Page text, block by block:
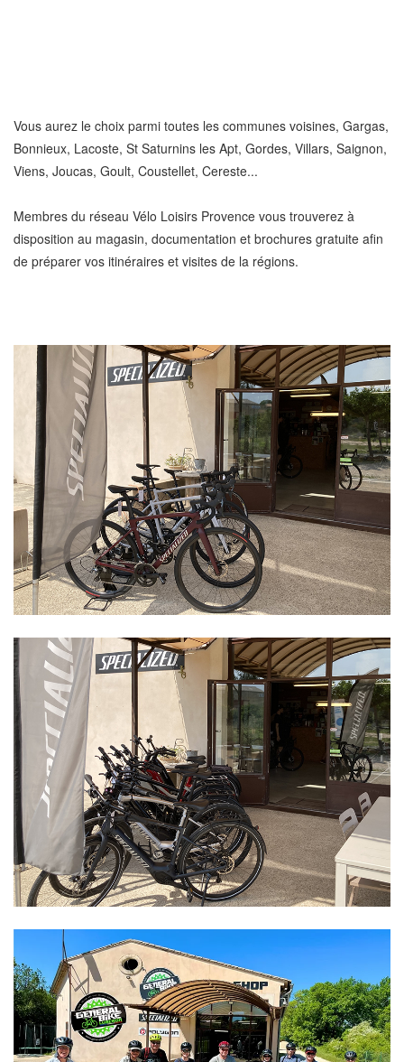
Vous aurez le choix parmi toutes les communes voisines, Gargas,
Bonnieux, Lacoste, St Saturnins les Apt, Gordes, Villars, Saignon,
Viens, Joucas, Goult, Coustellet, Cereste...
Membres du réseau Vélo Loisirs Provence vous trouverez à
disposition au magasin, documentation et brochures gratuite afin
de préparer vos itinéraires et visites de la régions.